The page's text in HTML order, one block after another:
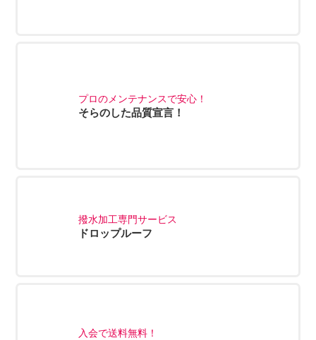
プロのメンテナンスで安心！
そらのした品質宣言！
撥水加工専門サービス
ドロップルーフ
入会で送料無料！